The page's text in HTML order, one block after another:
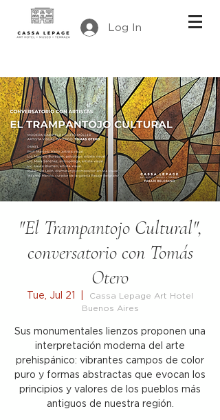
Log In
"El Trampantojo Cultural",
conversatorio con Tomás
Otero
Tue, Jul 21
Cassa Lepage Art Hotel
Buenos Aires
Sus monumentales lienzos proponen una
interpretación moderna del arte
prehispánico: vibrantes campos de color
puro y formas abstractas que evocan los
principios y valores de los pueblos más
antiguos de nuestra región.